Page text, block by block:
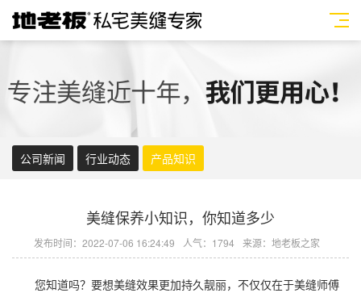
公司新闻 行业动态 产品知识
美缝保养小知识，你知道多少
发布时间：2022-07-06 16:24:49 人气：1794 来源：地老板之家
您知道吗？要想美缝效果更加持久靓丽，不仅仅在于美缝师傅